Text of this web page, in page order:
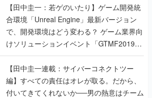
【田中圭一：若ゲのいたり】ゲーム開発統
合環境「Unreal Engine」最新バージョン
で、開発環境はどう変わる？ ゲーム業界向
けソリューションイベント「GTMF2019」
に行って、より理解を深めよう【PR】
【田中圭一連載：サイバーコネクトツー
編】すべての責任はオレが取る。だから、
付いてきてくれないか──男の熱意はチーム